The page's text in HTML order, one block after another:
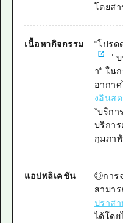
โดยสา
เนื้อหากิจกรรม *โปร
"
า* ใน
อากา
งอินส
*บริกา
บริกา
กุมภา
แอปพลิเคชัน
◎การ
สามา
ปราส
ได้โด